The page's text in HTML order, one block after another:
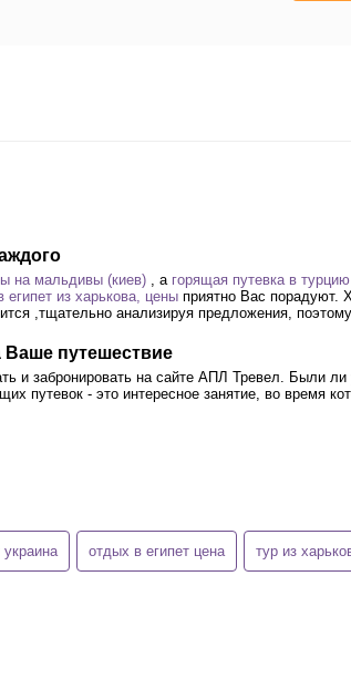
на мальдивы (киев) , а горящая путевка в
египет из харькова, цены приятно Вас порадуют.
,тщательно анализируя предложения, поэтому
путешествие
и забронировать на сайте АПЛ Тревел. Были
путевок - это интересное занятие, во время
украина отдых в египет цена тур из